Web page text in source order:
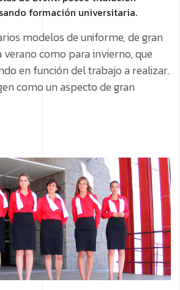
formación universitaria.
modelos de uniforme, de gran
como para invierno, que
en función del trabajo a realizar.
como un aspecto de gran